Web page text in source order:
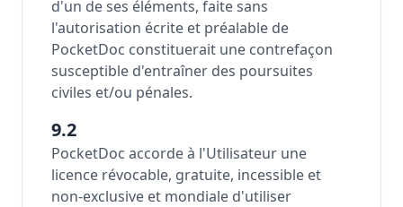
d'un de ses éléments, faite sans
l'autorisation écrite et préalable de
PocketDoc constituerait une contrefaçon
susceptible d'entraîner des poursuites
civiles et/ou pénales.
9.2
PocketDoc accorde à l'Utilisateur une
licence révocable, gratuite, incessible et
non-exclusive et mondiale d'utiliser